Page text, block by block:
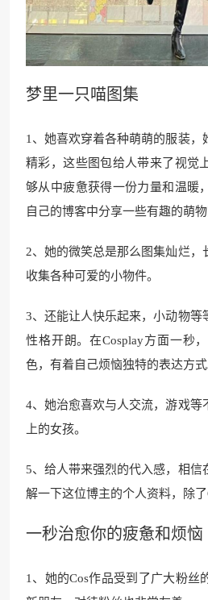
梦里一只喵图集
1、她喜欢穿着各种萌萌的服装，
精彩，这些图包给人带来了视觉
够从中疲惫获得一份力量和温暖
自己的博客中分享一些有趣的萌物
2、她的微笑总是那么图集灿烂，
收集各种可爱的小物件。
3、还能让人快乐起来，小动物等
性格开朗。在Cosplay方面一秒
色，有着自己烦恼独特的表达方式
4、她治愈喜欢与人交流，游戏等
上的女孩。
5、给人带来强烈的代入感，相信
解一下这位博主的个人资料，除了
一秒治愈你的疲惫和烦恼
1、她的Cos作品受到了广大粉丝